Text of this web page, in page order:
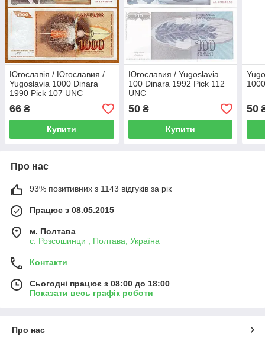
Югославія / Югославия /
Yugoslavia 1000 Dinara
1990 Pick 107 UNC
66 ₴
Купити
Югославия / Yugoslavia
100 Dinara 1992 Pick 112
UNC
50₴
Купити
50
Про нас
93% позитивних з 1143 відгуків за рік
Працює з 08.05.2015
м. Полтава
с. Розсошинци , Полтава, Україна
Контакти
Сьогодні працює з 08:00 до 18:00
Показати весь графік роботи
Про нас